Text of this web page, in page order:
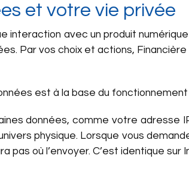
et votre vie privée
interaction avec un produit
Par vos choix et actions,
est à la base du fonctionnement
données, comme votre adresse
physique. Lorsque vous
pas où l’envoyer. C’est identique